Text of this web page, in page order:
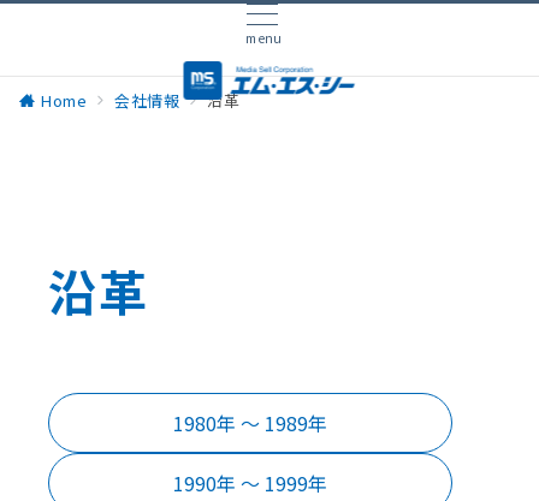
menu
Home 会社情報 沿革
沿革
1980年 〜 1989年
1990年 〜 1999年